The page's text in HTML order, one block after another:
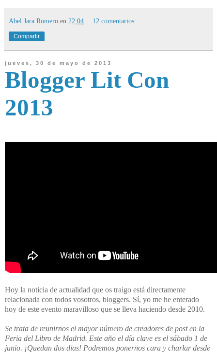
Abel Jara Romero en 22:04 12 comentarios:
Compartir
jueves, 30 de mayo de 2013
Blogger Lit Con
2013
Hoy la noticia de actualidad que os traigo está directamente
relacionada con todos vosotros, bloggers. Sí, yo me he enterado
hoy de este evento maravilloso que se lleva haciendo desde 2010.
Se trata de reunirnos el mayor número de creadores de post en la
Feria del Libro de Madrid. Este año el día clave es el sábado 1 de
junio. ¡Quedan dos días! Podremos ponernos cara y charlar desde